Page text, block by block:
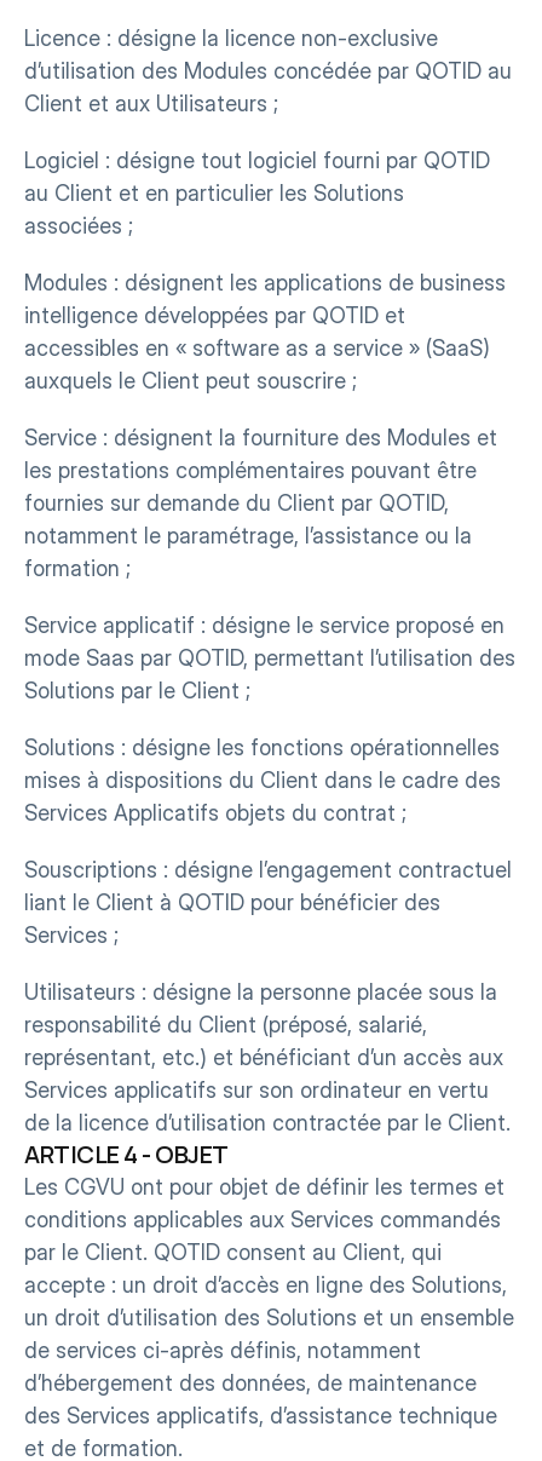
Licence : désigne la licence non-exclusive
d’utilisation des Modules concédée par QOTID au
Client et aux Utilisateurs ;
Logiciel : désigne tout logiciel fourni par QOTID
au Client et en particulier les Solutions
associées ;
Modules : désignent les applications de business
intelligence développées par QOTID et
accessibles en « software as a service » (SaaS)
auxquels le Client peut souscrire ;
Service : désignent la fourniture des Modules et
les prestations complémentaires pouvant être
fournies sur demande du Client par QOTID,
notamment le paramétrage, l’assistance ou la
formation ;
Service applicatif : désigne le service proposé en
mode Saas par QOTID, permettant l’utilisation des
Solutions par le Client ;
Solutions : désigne les fonctions opérationnelles
mises à dispositions du Client dans le cadre des
Services Applicatifs objets du contrat ;
Souscriptions : désigne l’engagement contractuel
liant le Client à QOTID pour bénéficier des
Services ;
Utilisateurs : désigne la personne placée sous la
responsabilité du Client (préposé, salarié,
représentant, etc.) et bénéficiant d’un accès aux
Services applicatifs sur son ordinateur en vertu
de la licence d’utilisation contractée par le Client.
ARTICLE 4 - OBJET
Les CGVU ont pour objet de définir les termes et
conditions applicables aux Services commandés
par le Client. QOTID consent au Client, qui
accepte : un droit d’accès en ligne des Solutions,
un droit d’utilisation des Solutions et un ensemble
de services ci-après définis, notamment
d’hébergement des données, de maintenance
des Services applicatifs, d’assistance technique
et de formation.